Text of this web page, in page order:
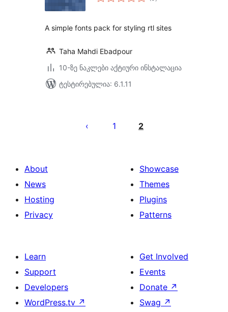
A simple fonts pack for styling rtl sites
Taha Mahdi Ebadpour
10-ზე ნაკლები აქტიური ინსტალაცია
ტესტირებულია: 6.1.11
გვერდებათ
1 2
About
News
Hosting
Privacy
Showcase
Themes
Plugins
Patterns
Learn
Support
Developers
WordPress.tv ↗
Get Involved
Events
Donate ↗
Swag ↗